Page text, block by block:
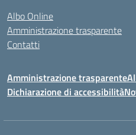
Albo Online
Amministrazione trasparente
Contatti
Amministrazione trasparente
Dichiarazione di accessibilità